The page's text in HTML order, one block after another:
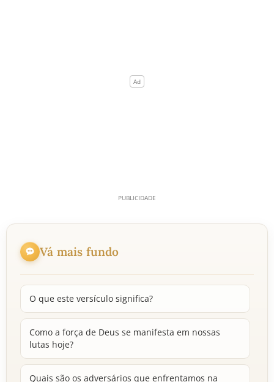
Vá mais fundo
O que este versículo significa?
Como a força de Deus se manifesta em nossas
lutas hoje?
Quais são os adversários que enfrentamos na